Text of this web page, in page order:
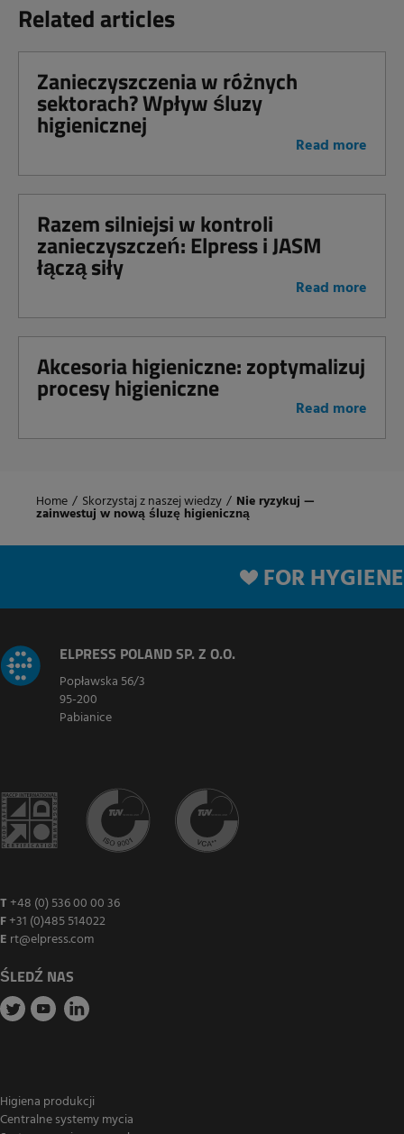
Related articles
Zanieczyszczenia w różnych
sektorach? Wpływ śluzy
higienicznej
Read more
Razem silniejsi w kontroli
zanieczyszczeń: Elpress i JASM
łączą siły
Read more
Akcesoria higieniczne: zoptymalizuj
procesy higieniczne
Read more
Home / Skorzystaj z naszej wiedzy / Nie ryzykuj —
zainwestuj w nową śluzę higieniczną
FOR HYGIENE
ELPRESS POLAND SP. Z O.O.
Popławska 56/3
95-200
Pabianice
T +48 (0) 536 00 00 36
F+31 (0)485 514022
E rt@elpress.com
ŚLEDŹ NAS
Higiena produkcji
Centralne systemy mycia